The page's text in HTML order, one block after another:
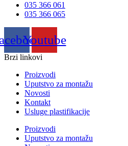
035 366 061
035 366 065
Youtube
Brzi linkovi
Proizvodi
Uputstvo za montažu
Novosti
Kontakt
Usluge plastifikacije
Proizvodi
Uputstvo za montažu